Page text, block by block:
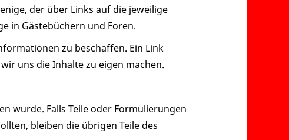
der über Links auf die jeweilige
in Gästebüchern und Foren.
zu beschaffen. Ein Link
uns die Inhalte zu eigen machen.
wurde. Falls Teile oder Formulierungen
bleiben die übrigen Teile des